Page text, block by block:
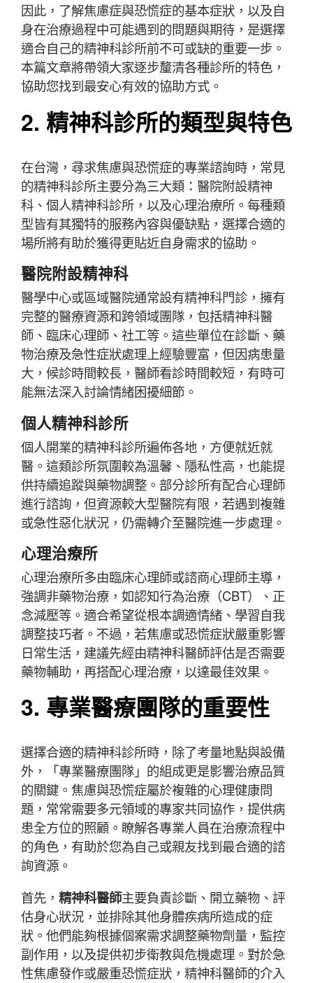
因此，了解焦慮症與恐慌症的基本症狀，以及自
身在治療過程中可能遇到的問題與期待，是選擇
適合自己的精神科診所前不可或缺的重要一步。
本篇文章將帶領大家逐步釐清各種診所的特色，
協助您找到最安心有效的協助方式。
2. 精神科診所的類型與特色
在台灣，尋求焦慮與恐慌症的專業諮詢時，常見
的精神科診所主要分為三大類：醫院附設精神
科、個人精神科診所，以及心理治療所。每種類
型皆有其獨特的服務內容與優缺點，選擇合適的
場所將有助於獲得更貼近自身需求的協助。
醫院附設精神科
醫學中心或區域醫院通常設有精神科門診，擁有
完整的醫療資源和跨領域團隊，包括精神科醫
師、臨床心理師、社工等。這些單位在診斷、藥
物治療及急性症狀處理上經驗豐富，但因病患量
大，候診時間較長，醫師看診時間較短，有時可
能無法深入討論情緒困擾細節。
個人精神科診所
個人開業的精神科診所遍佈各地，方便就近就
醫。這類診所氛圍較為溫馨、隱私性高，也能提
供持續追蹤與藥物調整。部分診所有配合心理師
進行諮詢，但資源較大型醫院有限，若遇到複雜
或急性惡化狀況，仍需轉介至醫院進一步處理。
心理治療所
心理治療所多由臨床心理師或諮商心理師主導，
強調非藥物治療，如認知行為治療（CBT）、正
念減壓等。適合希望從根本調適情緒、學習自我
調整技巧者。不過，若焦慮或恐慌症狀嚴重影響
日常生活，建議先經由精神科醫師評估是否需要
藥物輔助，再搭配心理治療，以達最佳效果。
3. 專業醫療團隊的重要性
選擇合適的精神科診所時，除了考量地點與設備
外，「專業醫療團隊」的組成更是影響治療品質
的關鍵。焦慮與恐慌症屬於複雜的心理健康問
題，常常需要多元領域的專家共同協作，提供病
患全方位的照顧。瞭解各專業人員在治療流程中
的角色，有助於您為自己或親友找到最合適的諮
詢資源。
首先， 精神科醫師主要負責診斷、開立藥物、評
估身心狀況，並排除其他身體疾病所造成的症
狀。他們能夠根據個案需求調整藥物劑量，監控
副作用，以及提供初步衛教與危機處理。對於急
性焦慮發作或嚴重恐慌症狀，精神科醫師的介入